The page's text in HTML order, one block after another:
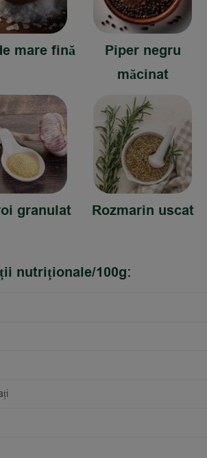
mare fină
Piper negru
măcinat
granulat Rozmarin uscat
nutriționale/100g: